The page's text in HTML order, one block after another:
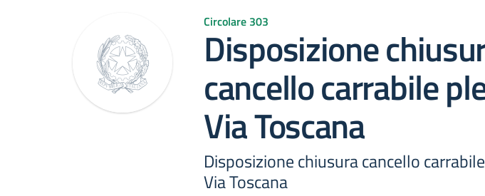
Circolare 303
Disposizione
cancello carrabile
Via Toscana
Disposizione chiusura cancello
Via Toscana